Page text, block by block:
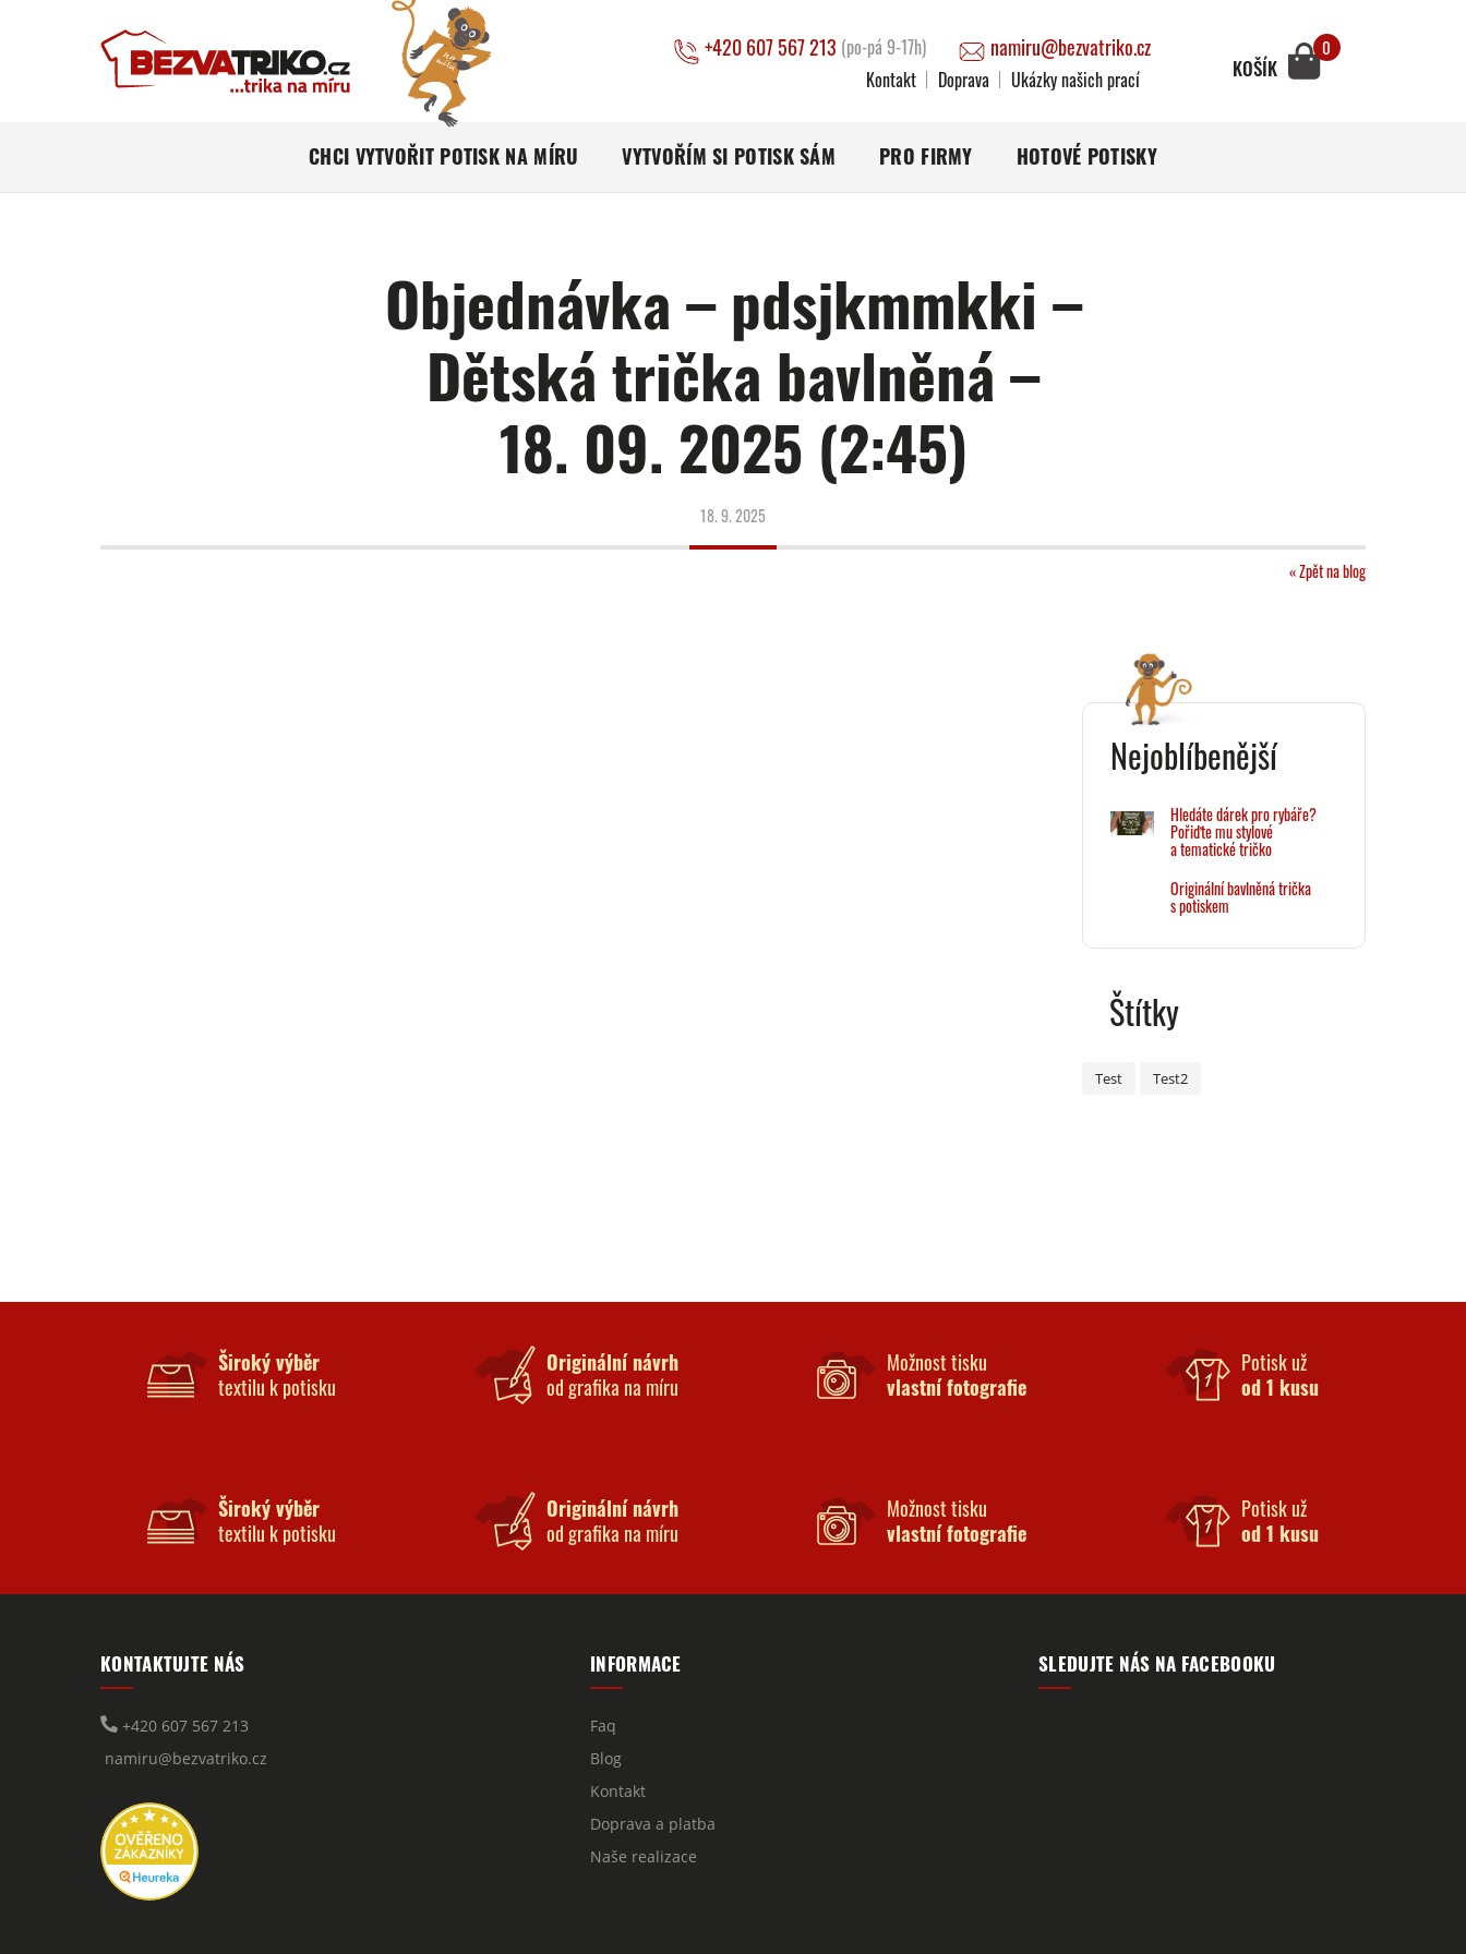
+420 607 567 213 (po-pá 9-17h) namiru@bezvatriko.cz
Kontakt Doprava Ukázky našich prací KOŠÍK
0
CHCI VYTVOŘIT POTISK NA MÍRU VYTVOŘÍM SI POTISK SÁM PRO FIRMY HOTOVÉ POTISKY
Objednávka – pdsjkmmkki –
Dětská trička bavlněná –
18. 09. 2025 (2:45)
18. 9. 2025
« Zpět na blog
Nejoblíbenější
Hledáte dárek pro rybáře?
Pořiďte mu stylové
a tematické tričko
Originální bavlněná trička
s potiskem
Štítky
Test Test2
Široký výběr
textilu k potisku
Originální návrh
od grafika na míru
Možnost tisku
vlastní fotografie
Potisk už
od 1 kusu
Široký výběr
textilu k potisku
Originální návrh
od grafika na míru
Možnost tisku
vlastní fotografie
Potisk už
od 1 kusu
KONTAKTUJTE NÁS
+420 607 567 213
namiru@bezvatriko.cz
INFORMACE
Faq
Blog
Kontakt
Doprava a platba
Naše realizace
SLEDUJTE NÁS NA FACEBOOKU